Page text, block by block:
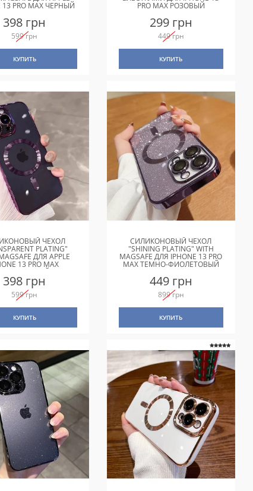
13 PRO MAX ЧЕРНЫЙ
398 грн
599 грн
КУПИТЬ
PRO MAX РОЗОВЫЙ
299 грн
449 грн
КУПИТЬ
ЧЕХОЛ
PLATING"
ДЛЯ APPLE
13 PRO MAX
ФИОЛЕТОВЫЙ
398 грн
599 грн
КУПИТЬ
СИЛИКОНОВЫЙ ЧЕХОЛ
"SHINING PLATING" WITH
MAGSAFE ДЛЯ IPHONE 13 PRO
MAX ТЕМНО-ФИОЛЕТОВЫЙ
449 грн
899 грн
КУПИТЬ